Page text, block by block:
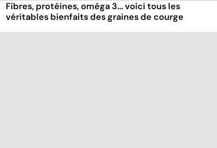
Fibres, protéines, oméga 3... voici tous les
véritables bienfaits des graines de courge